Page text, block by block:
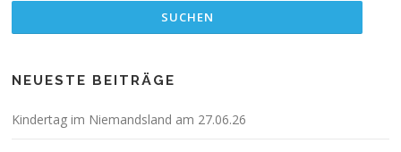
NEUESTE BEITRÄGE
Kindertag im Niemandsland am 27.06.26